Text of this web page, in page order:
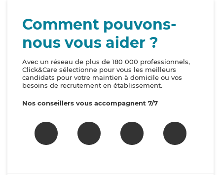
Comment pouvons-
nous vous aider ?
Avec un réseau de plus de 180 000 professionnels,
Click&Care sélectionne pour vous les meilleurs
candidats pour votre maintien à domicile ou vos
besoins de recrutement en établissement.
Nos conseillers vous accompagnent 7/7